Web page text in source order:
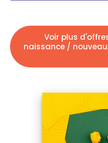
Voir plus
naissance /